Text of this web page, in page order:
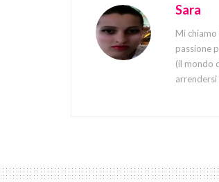
Sara
Mi
passione
(il mondo
arrendersi